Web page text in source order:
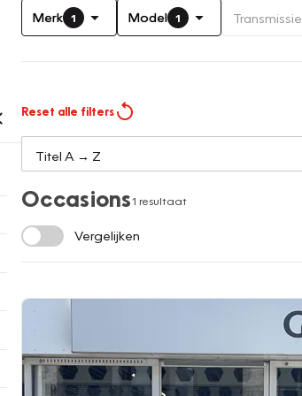
Merk 1 Model 1 Transmissie
Reset alle filters
Occasions1 resultaat
Vergelijken